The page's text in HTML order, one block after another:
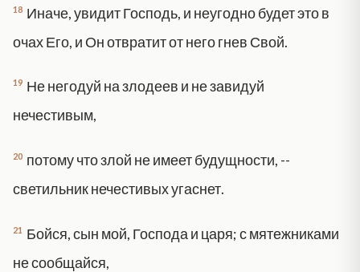
18 Иначе, увидит Господь, и неугодно будет это в
очах Его, и Он отвратит от него гнев Свой.
19 Не негодуй на злодеев и не завидуй
нечестивым,
20 потому что злой не имеет будущности, --
светильник нечестивых угаснет.
21 Бойся, сын мой, Господа и царя; с мятежниками
не сообщайся,